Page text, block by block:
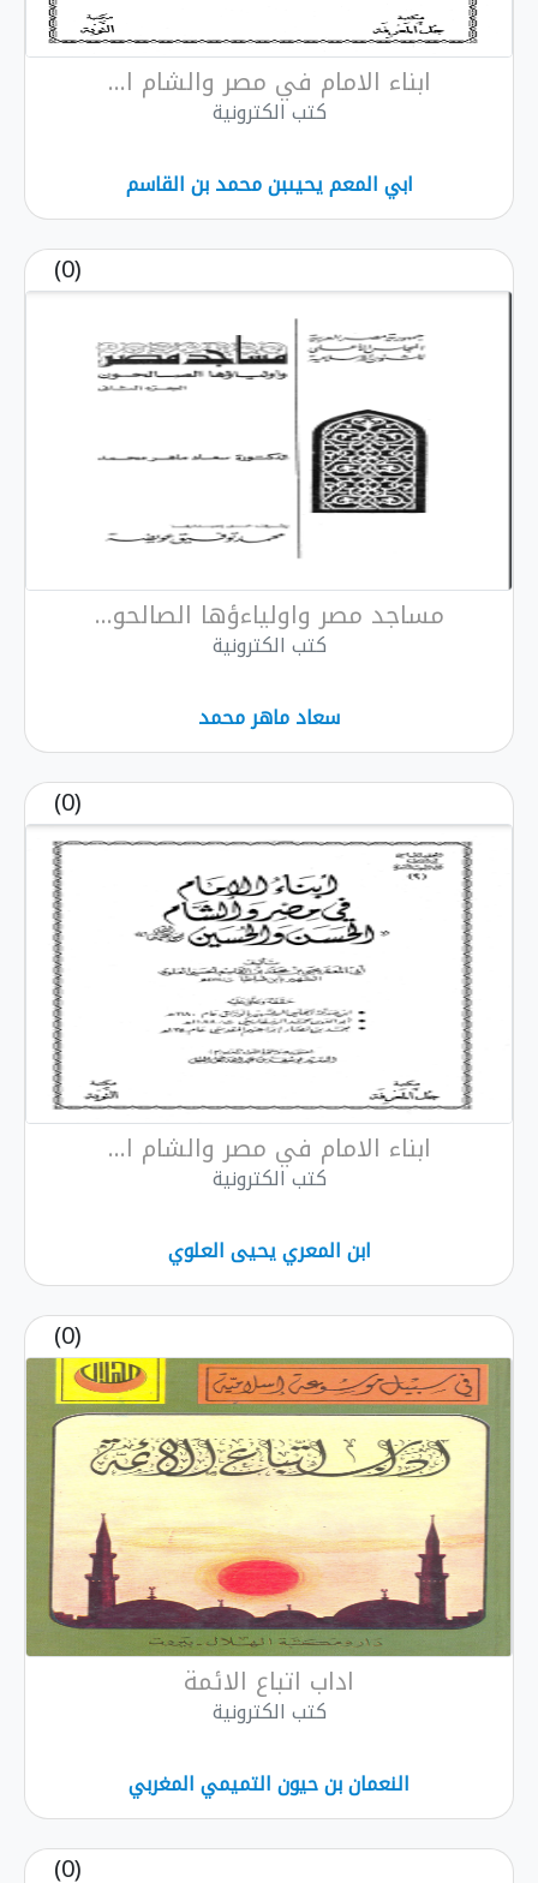
ابناء الامام في مصر والشام ا...
كتب الكترونية
ابي المعم يحيىبن محمد بن القاسم
(0)
مساجد مصر واولياءؤها الصالحو...
كتب الكترونية
سعاد ماهر محمد
(0)
ابناء الامام في مصر والشام ا...
كتب الكترونية
ابن المعري يحيى العلوي
(0)
اداب اتباع الائمة
كتب الكترونية
النعمان بن حيون التميمي المغربي
(0)